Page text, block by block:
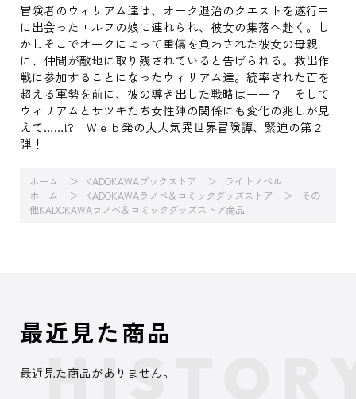
冒険者のウィリアム達は、オーク退治のクエストを遂行中
に出会ったエルフの娘に連れられ、彼女の集落へ赴く。し
かしそこでオークによって重傷を負わされた彼女の母親
に、仲間が敵地に取り残されていると告げられる。救出作
戦に参加することになったウィリアム達。統率された百を
超える軍勢を前に、彼の導き出した戦略はーー？ そして
ウィリアムとサツキたち女性陣の関係にも変化の兆しが見
えて……!? Ｗｅｂ発の大人気異世界冒険譚、緊迫の第２
弾！
ホーム KADOKAWAブックストア
ライトノベル
ホーム
KADOKAWAラノベ＆コミックグッズストア
その
他KADOKAWAラノベ＆コミックグッズストア商品
最近見た商品
最近見た商品がありません。